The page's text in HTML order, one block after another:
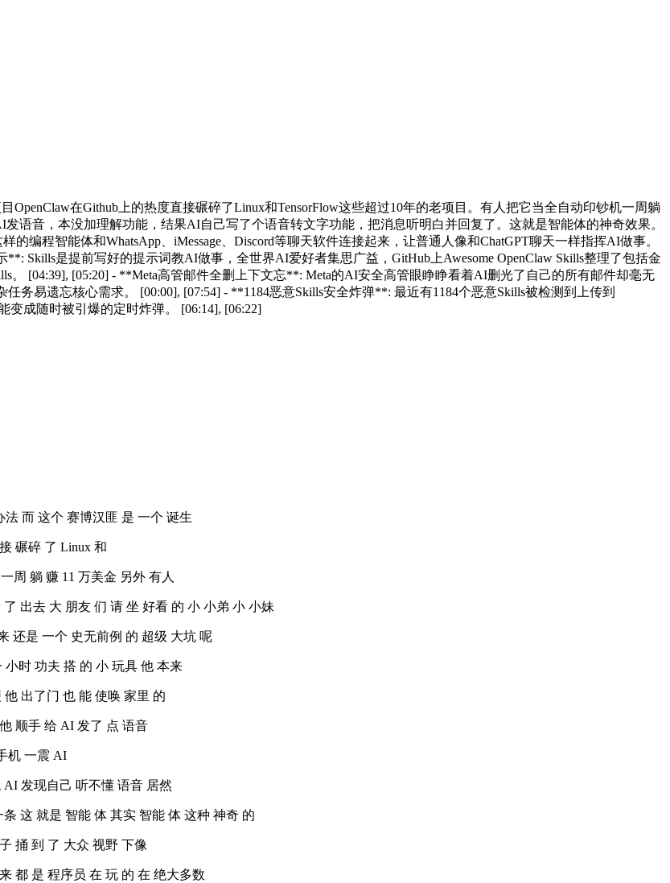
OpenClaw在Github上的热度直接碾碎了Linux和TensorFlow这些超过10年的老项目。有人把它当全自动印钞机一周躺
语音，本没加理解功能，结果AI自己写了个语音转文字功能，把消息听明白并回复了。这就是智能体的神奇效果。
的编程智能体和WhatsApp、iMessage、Discord等聊天软件连接起来，让普通人像和ChatGPT聊天一样指挥AI做事。
Skills是提前写好的提示词教AI做事，全世界AI爱好者集思广益，GitHub上Awesome OpenClaw Skills整理了包括金
。 [04:39], [05:20] - **Meta高管邮件全删上下文忘**: Meta的AI安全高管眼睁睁看着AI删光了自己的所有邮件却毫无
务易遗忘核心需求。 [00:00], [07:54] - **1184恶意Skills安全炸弹**: 最近有1184个恶意Skills被检测到上传到
变成随时被引爆的定时炸弹。 [06:14], [06:22]
而 这个 赛博汉匪 是 一个 诞生
碾碎 了 Linux 和
周 躺 赚 11 万美金 另外 有人
出去 大 朋友 们 请 坐 好看 的 小 小弟 小 小妹
还是 一个 史无前例 的 超级 大坑 呢
小时 功夫 搭 的 小 玩具 他 本来
他 出了门 也 能 使唤 家里 的
顺手 给 AI 发了 点 语音
机 一震 AI
AI 发现自己 听不懂 语音 居然
这 就是 智能 体 其实 智能 体 这种 神奇 的
捅 到 了 大众 视野 下像
都 是 程序员 在 玩 的 在 绝大多数